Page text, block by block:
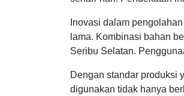
Inovasi dalam
lama. Kombinasi bahan
Seribu Selatan.
Dengan standar produksi
digunakan tidak hanya